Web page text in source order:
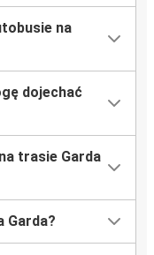
na
dojechać
trasie Garda
Garda?